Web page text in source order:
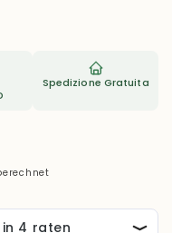
Spedizione Gratuita